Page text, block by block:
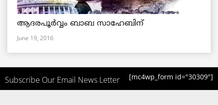
ആദരപൂര്‍വ്വം ബാബ സാഹേബിന്
June 19, 2016
Subscribe Our Email News Letter [mc4wp_form id="30309"]